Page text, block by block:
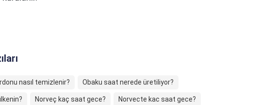
nasıl temizlenir? Obaku saat nerede üretiliyor?
Norveç kaç saat gece? Norvecte kac saat gece?